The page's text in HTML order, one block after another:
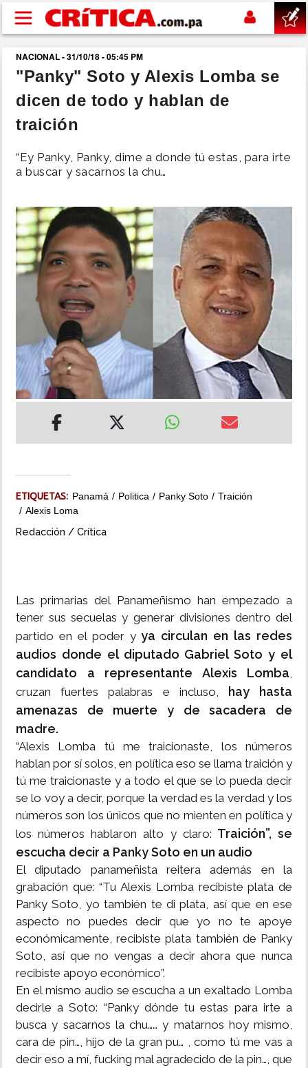
Pasar al contenido principal
buscar
SUCESOS
POLÍTICA
SHOW
DEPORTES
MUNDO
INSÓLITAS
MULTIMEDIA
NACIONAL - 31/10/18 - 05:45 PM
"Panky" Soto y Alexis Lomba se
dicen de todo y hablan de
traición
“Ey Panky, Panky, dime a donde tú estas, para irte
a buscar y sacarnos la chu…
ETIQUETAS: Panamá Politica Panky Soto
Traición
Alexis Loma
Redacción / Crítica
Las primarias del Panameñismo han empezado a
tener sus secuelas y generar divisiones dentro del
partido en el poder yya circulan en las redes
audios donde el diputado Gabriel Soto y el
candidato a representante Alexis Lomba,
cruzan fuertes palabras e incluso, hay hasta
amenazas de muerte y de sacadera de
madre.
“Alexis Lomba tú me traicionaste, los números
hablan por sí solos, en política eso se llama traición y
tú me traicionaste y a todo el que se lo pueda decir
se lo voy a decir, porque la verdad es la verdad y los
números son los únicos que no mienten en política y
los números hablaron alto y claro: Traición”, se
escucha decir a Panky Soto en un audio
El diputado panameñista reitera además en la
grabación que: “Tu Alexis Lomba recibiste plata de
Panky Soto, yo también te di plata, así que en ese
aspecto no puedes decir que yo no te apoye
económicamente, recibiste plata también de Panky
Soto, así que no vengas a decir ahora que nunca
recibiste apoyo económico”.
En el mismo audio se escucha a un exaltado Lomba
decirle a Soto: “Panky dónde tu estas para irte a
busca y sacarnos la chu…… y matarnos hoy mismo,
cara de pin…, hijo de la gran pu… , como tú me vas a
decir eso a mí, fucking mal agradecido de la pin…, que